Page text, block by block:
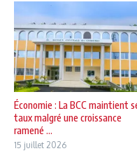
Économie : La BCC maintient
taux malgré une croissance
ramené ...
15 juillet 2026